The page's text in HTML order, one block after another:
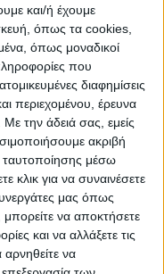
και/ή έχουμε
όπως τα cookies,
όπως μοναδικοί
που
διαφημίσεις
περιεχομένου, έρευνα
Με την άδειά σας, εμείς
ακριβή
ταυτοποίησης μέσω
για να συναινέσετε
μας όπως
να αποκτήσετε
και να αλλάξετε τις
να
παρέμβασης
και των
υπογραμμίζει.
Σύλλογοι
στιγμή
της
θεσμικής τους
δίκη, χωρίς
και θα